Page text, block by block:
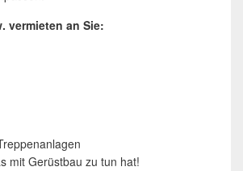
vermieten an Sie:
mit Gerüstbau zu tun hat!